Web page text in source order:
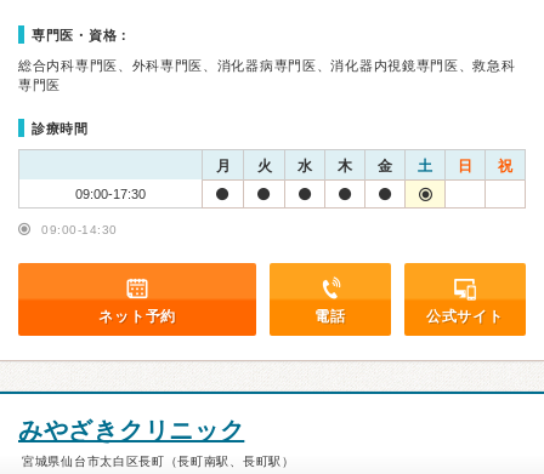
専門医・資格：
総合内科専門医、外科専門医、消化器病専門医、消化器内視鏡専門医、救急科
専門医
診療時間
月 火 水 木 金 土 日 祝
09:00-17:30
09:00-14:30
ネット予約 電話 公式サイト
みやざきクリニック
宮城県仙台市太白区長町（長町南駅、長町駅）